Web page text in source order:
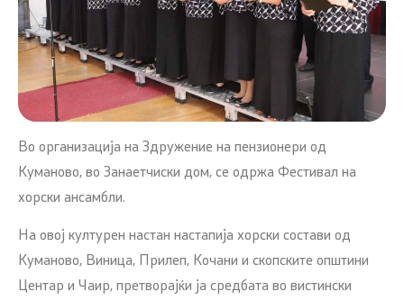
Во организација на Здружение на пензионери од
Куманово, во Занаетчиски дом, се одржа Фестивал на
хорски ансамбли.
На овој културен настан настапија хорски состави од
Куманово, Виница, Прилеп, Кочани и скопските општини
Центар и Чаир, претворајќи ја средбата во вистински